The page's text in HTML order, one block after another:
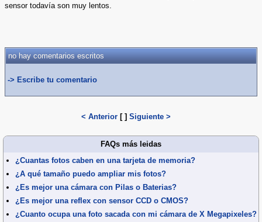
sensor todavía son muy lentos.
no hay comentarios escritos
-> Escribe tu comentario
< Anterior [ ] Siguiente >
FAQs más leidas
¿Cuantas fotos caben en una tarjeta de memoria?
¿A qué tamaño puedo ampliar mis fotos?
¿Es mejor una cámara con Pilas o Baterias?
¿Es mejor una reflex con sensor CCD o CMOS?
¿Cuanto ocupa una foto sacada con mi cámara de X Megapixeles?